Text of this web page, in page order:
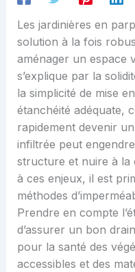
Les jardinières en
solution à la fois
aménager un espace
s’explique par la
la simplicité de mise
étanchéité adéquate,
rapidement devenir
infiltrée peut
structure et nuire à la
à ces enjeux, il est
méthodes
Prendre en compte
d’assurer un bon
pour la santé des
accessibles et des